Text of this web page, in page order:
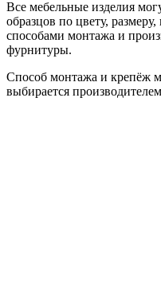
Все мебельные изделия
образцов по цвету,
способами монтажа и
фурнитуры.
Способ монтажа и крепёж
выбирается